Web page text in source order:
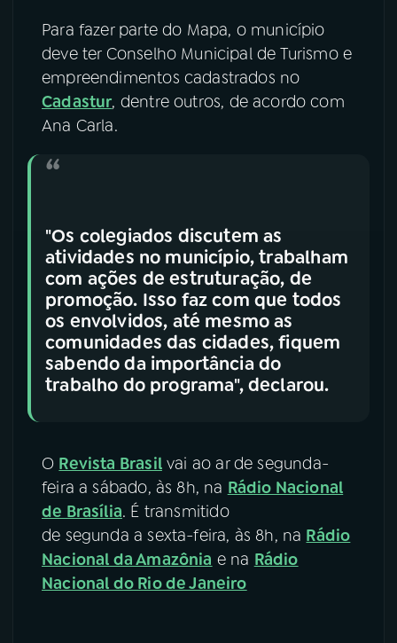
Para fazer parte do Mapa, o município
deve ter Conselho Municipal de Turismo e
empreendimentos cadastrados no
Cadastur, dentre outros, de acordo com
Ana Carla.
"Os colegiados discutem as
atividades no município, trabalham
com ações de estruturação, de
promoção. Isso faz com que todos
os envolvidos, até mesmo as
comunidades das cidades, fiquem
sabendo da importância do
trabalho do programa", declarou.
O Revista Brasilvai ao ar de segunda-
feira a sábado, às 8h, na Rádio Nacional
de Brasília. É transmitido
de segunda a sexta-feira, às 8h, na Rádio
Nacional da Amazônia e na Rádio
Nacional do Rio de Janeiro